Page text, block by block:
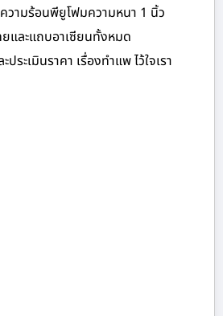
ามร้อนพียูโฟมความหนา 1 นิ้ว
ยและแถบอาเซียนทั้งหมด
ระเมินราคา เรื่องทำแพ ไว้ใจเรา